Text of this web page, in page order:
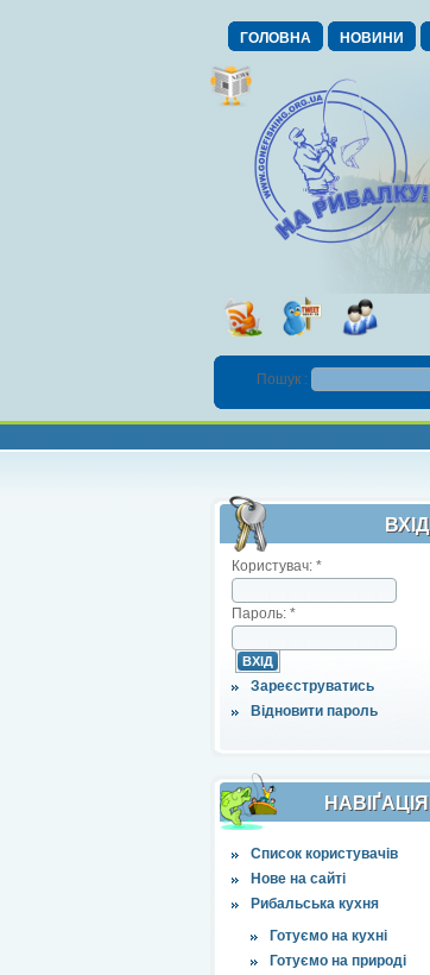
ГОЛОВНА НОВИНИ
Пошук :
ВХІД
Користувач: *
Пароль: *
Зареєструватись
Відновити пароль
НАВІҐАЦІЯ
Список користувачів
Нове на сайті
Рибальська кухня
Готуємо на кухні
Готуємо на природі